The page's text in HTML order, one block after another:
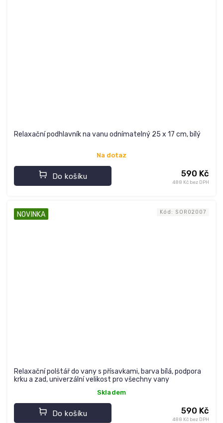
Relaxační podhlavník na vanu odnímatelný 25 x 17 cm, bílý
Na dotaz
488 Kč bez DPH
590 Kč
Do košíku
NOVINKA
Relaxační polštář do vany s přísavkami, barva bílá, podpora
krku a zad, univerzální velikost pro všechny vany
Skladem
488 Kč bez DPH
590 Kč
Do košíku
Kód: SOR02007